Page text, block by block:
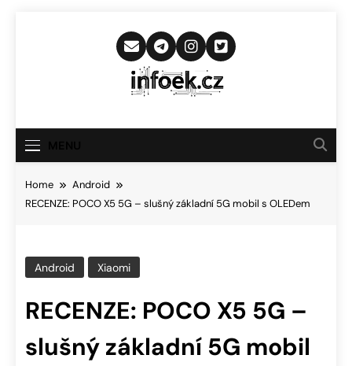
Infoek.cz
Novinkám
Home
Android
RECENZE: POCO X5 5G – slušný základní 5G mobil s OLEDem
Android Xiaomi
RECENZE: POCO X5 5G –
slušný základní 5G mobil